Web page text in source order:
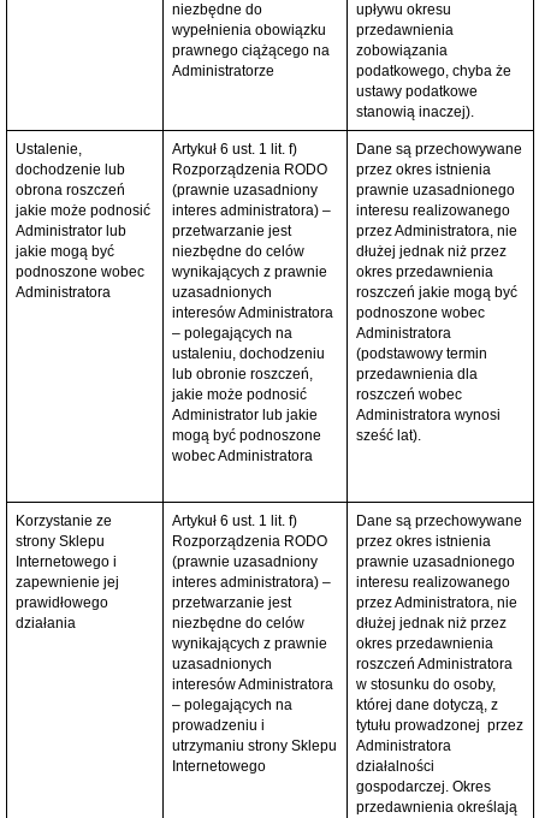
niezbędne do
wypełnienia obowiązku
prawnego ciążącego na
Administratorze
upływu okresu
przedawnienia
zobowiązania
podatkowego, chyba że
ustawy podatkowe
stanowią inaczej).
Ustalenie,
dochodzenie lub
obrona roszczeń
jakie może podnosić
Administrator lub
jakie mogą być
podnoszone wobec
Administratora
Artykuł 6 ust. 1 lit. f)
Rozporządzenia RODO
(prawnie uzasadniony
interes administratora) –
przetwarzanie jest
niezbędne do celów
wynikających z prawnie
uzasadnionych
interesów Administratora
– polegających na
ustaleniu, dochodzeniu
lub obronie roszczeń,
jakie może podnosić
Administrator lub jakie
mogą być podnoszone
wobec Administratora
Dane są przechowywane
przez okres istnienia
prawnie uzasadnionego
interesu realizowanego
przez Administratora, nie
dłużej jednak niż przez
okres przedawnienia
roszczeń jakie mogą być
podnoszone wobec
Administratora
(podstawowy termin
przedawnienia dla
roszczeń wobec
Administratora wynosi
sześć lat).
Korzystanie ze
strony Sklepu
Internetowego i
zapewnienie jej
prawidłowego
działania
Artykuł 6 ust. 1 lit. f)
Rozporządzenia RODO
(prawnie uzasadniony
interes administratora) –
przetwarzanie jest
niezbędne do celów
wynikających z prawnie
uzasadnionych
interesów Administratora
– polegających na
prowadzeniu i
utrzymaniu strony Sklepu
Internetowego
Dane są przechowywane
przez okres istnienia
prawnie uzasadnionego
interesu realizowanego
przez Administratora, nie
dłużej jednak niż przez
okres przedawnienia
roszczeń Administratora
w stosunku do osoby,
której dane dotyczą, z
tytułu prowadzonej przez
Administratora
działalności
gospodarczej. Okres
przedawnienia określają